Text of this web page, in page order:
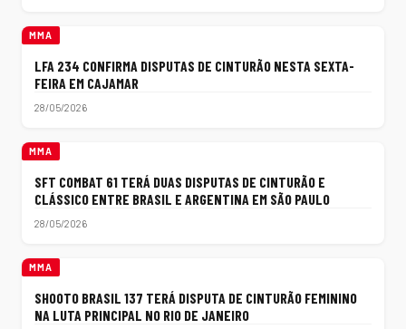
MMA
LFA 234 CONFIRMA DISPUTAS DE CINTURÃO NESTA SEXTA-
FEIRA EM CAJAMAR
28/05/2026
MMA
SFT COMBAT 61 TERÁ DUAS DISPUTAS DE CINTURÃO E
CLÁSSICO ENTRE BRASIL E ARGENTINA EM SÃO PAULO
28/05/2026
MMA
SHOOTO BRASIL 137 TERÁ DISPUTA DE CINTURÃO FEMININO
NA LUTA PRINCIPAL NO RIO DE JANEIRO